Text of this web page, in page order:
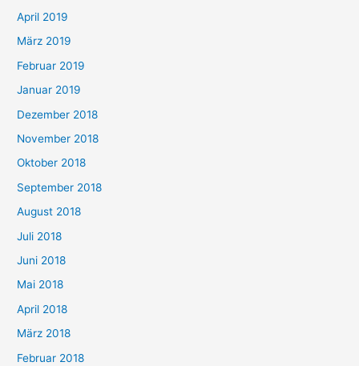
April 2019
März 2019
Februar 2019
Januar 2019
Dezember 2018
November 2018
Oktober 2018
September 2018
August 2018
Juli 2018
Juni 2018
Mai 2018
April 2018
März 2018
Februar 2018